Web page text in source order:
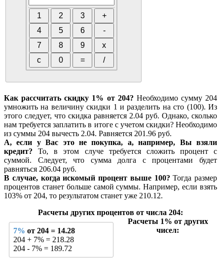
Как рассчитать скидку 1% от 204? Необходимо сумму 204
умножить на величину скидки 1 и разделить на сто (100). Из
этого следует, что скидка равняется 2.04 руб. Однако, сколько
нам требуется заплатить в итоге с учетом скидки? Необходимо
из суммы 204 вычесть 2.04. Равняется 201.96 руб.
А, если у Вас это не покупка, а, например, Вы взяли
кредит? То, в этом случе требуется сложить процент с
суммой. Следует, что сумма долга с процентами будет
равняться 206.04 руб.
В случае, когда искомый процент выше 100? Тогда размер
процентов станет больше самой суммы. Например, если взять
103% от 204, то результатом станет уже 210.12.
Расчеты других процентов от числа 204:
7% от 204 = 14.28
204 + 7% = 218.28
204 - 7% = 189.72
Расчеты 1% от других
чисел: